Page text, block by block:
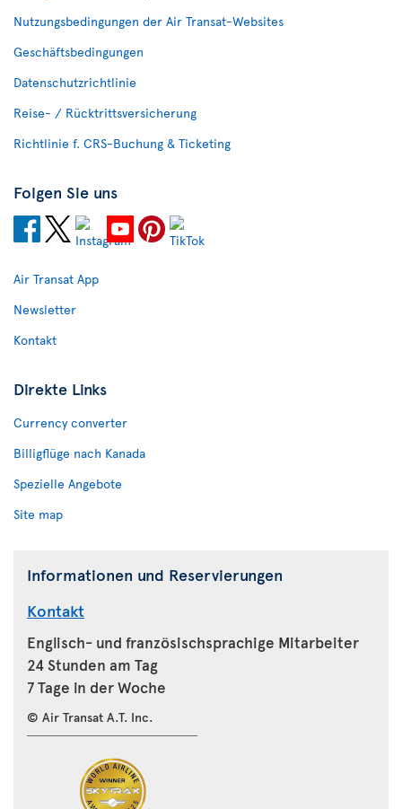
Nutzungsbedingungen der Air Transat-Websites
Geschäftsbedingungen
Datenschutzrichtlinie
Reise- / Rücktrittsversicherung
Richtlinie f. CRS-Buchung & Ticketing
Folgen Sie uns
Air Transat App
Newsletter
Kontakt
Direkte Links
Currency converter
Billigflüge nach Kanada
Spezielle Angebote
Site map
Informationen und Reservierungen
Kontakt
Englisch- und französischsprachige Mitarbeiter
24 Stunden am Tag
7 Tage in der Woche
© Air Transat A.T. Inc.